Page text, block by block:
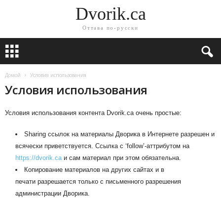
Dvorik.ca
Оттава по-русски
Домой Условия использования
Условия использования
Условия использования контента Dvorik.ca очень простые:
Sharing ссылок на материалы Дворика в Интернете разрешен и
всячески приветствуется. Ссылка с ‘follow’-аттрибутом на
https://dvorik.caи сам материал при этом обязательна.
Копирование материалов на других сайтах и в
печати разрешается только с письменного разрешения
администрации Дворика.